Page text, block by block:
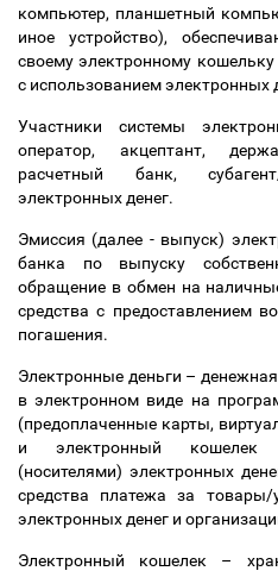
компьютер, планшетный
иное устройство),
своему электронному
с использованием электронных
Участники системы
оператор, акцептант,
расчетный банк,
электронных денег.
Эмиссия (далее - выпуск)
банка по выпуску
обращение в обмен на
средства с предоставлением
погашения.
Электронные деньги –
в электронном виде на
(предоплаченные карты,
и электронный кошелек
(носителями) электронных
средства платежа за товары/
электронных денег и
Электронный кошелек –